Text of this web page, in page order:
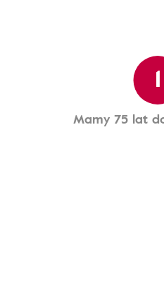
1
Mamy 75 lat